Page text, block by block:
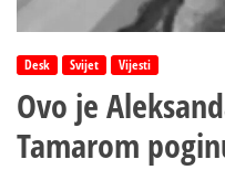
Desk Svijet Vijesti
Ovo je
Tamarom